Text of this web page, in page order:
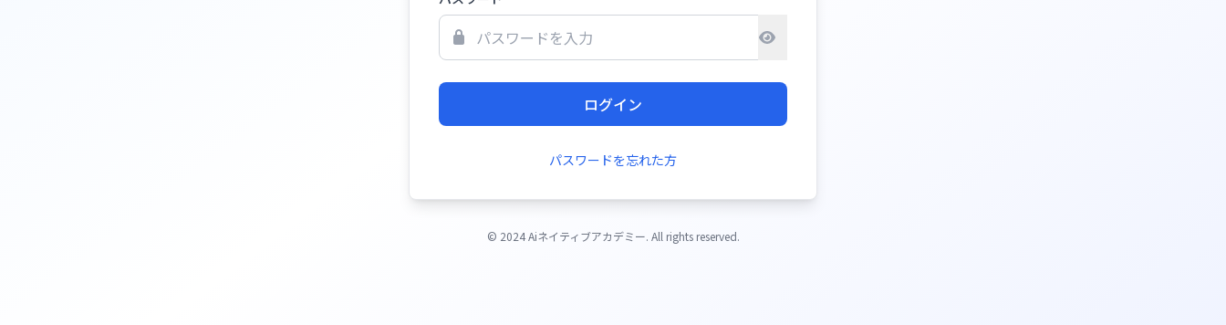
ログイン
パスワードを忘れた方
© 2024 Aiネイティブアカデミー. All rights reserved.